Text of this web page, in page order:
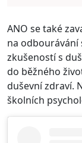
ANO se také
na odbourávání
zkušeností s
do běžného
duševní zdraví.
školních